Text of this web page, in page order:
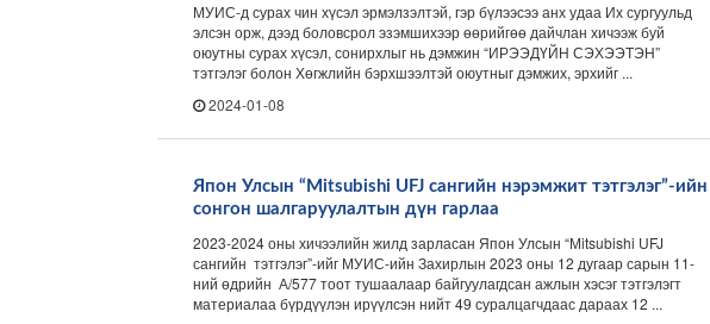
МУИС-д сурах чин хүсэл эрмэлзэлтэй, гэр бүлээсээ анх удаа Их сургуульд
элсэн орж, дээд боловсрол эзэмшихээр өөрийгөө дайчлан хичээж буй
оюутны сурах хүсэл, сонирхлыг нь дэмжин “ИРЭЭДҮЙН СЭХЭЭТЭН”
тэтгэлэг болон Хөгжлийн бэрхшээлтэй оюутныг дэмжих, эрхийг ...
2024-01-08
Япон Улсын “Мitsubishi UFJ сангийн нэрэмжит тэтгэлэг”-ийн
сонгон шалгаруулалтын дүн гарлаа
2023-2024 оны хичээлийн жилд зарласан Япон Улсын “Мitsubishi UFJ
сангийн тэтгэлэг”-ийг МУИС-ийн Захирлын 2023 оны 12 дугаар сарын 11-
ний өдрийн А/577 тоот тушаалаар байгуулагдсан ажлын хэсэг тэтгэлэгт
материалаа бүрдүүлэн ирүүлсэн нийт 49 суралцагчдаас дараах 12 ...